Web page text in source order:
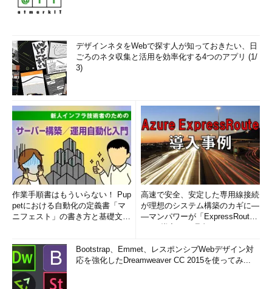
デザインネタをWebで探す人が知っておきたい、日
ごろのネタ収集と活用を効率化する4つのアプリ (1/
3)
作業手順書はもういらない！ Pup
petにおける自動化の定義書「マ
ニフェスト」の書き方と基礎文法
高速で安全、安定した専用線接続
が理想のシステム構築のカギに―
―マンパワーが「ExpressRout
Bootstrap、Emmet、レスポンシブWebデザイン対
応を強化したDreamweaver CC 2015を使ってみ...